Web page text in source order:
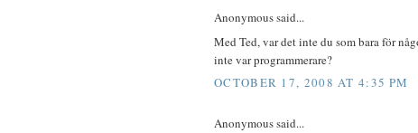
Anonymous said...
Med Ted, var det inte du som bara för
inte var programmerare?
OCTOBER 17, 2008 AT 4:35 PM
Anonymous said...